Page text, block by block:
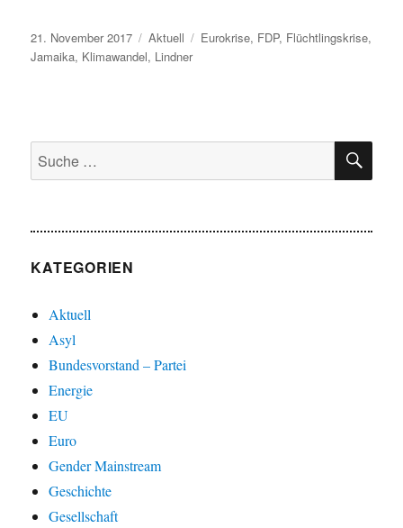
Veröffentlicht
am
21. November 2017 Kategorien
Aktuell Schlagwörter
Eurokrise, FDP, Flüchtlingskrise,
Jamaika, Klimawandel, Lindner
Suche
nach:
KATEGORIEN
Aktuell
Asyl
Bundesvorstand – Partei
Energie
EU
Euro
Gender Mainstream
Geschichte
Gesellschaft